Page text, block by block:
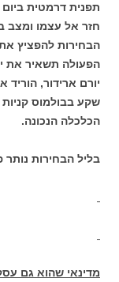
תפנית דרמטית
חזר אל עצמו ומצב
הבחירות להפציץ
הפעולה תשאיר את
יורם ארידור,
שקע בבולמוס
הכלכלה הנכונה.
בליל הבחירות
מדינאי שהוא גם